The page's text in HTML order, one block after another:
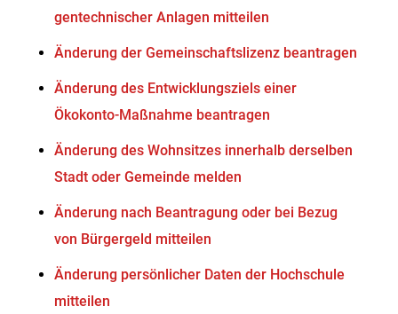
gentechnischer Anlagen mitteilen
Änderung der Gemeinschaftslizenz beantragen
Änderung des Entwicklungsziels einer
Ökokonto-Maßnahme beantragen
Änderung des Wohnsitzes innerhalb derselben
Stadt oder Gemeinde melden
Änderung nach Beantragung oder bei Bezug
von Bürgergeld mitteilen
Änderung persönlicher Daten der Hochschule
mitteilen